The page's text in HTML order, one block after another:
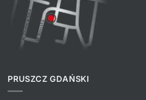
PRUSZCZ GDAŃSKI